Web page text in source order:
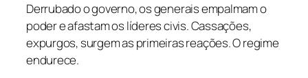
Derrubado o governo, os generais empalmam o
poder e afastam os líderes civis. Cassações,
expurgos, surgem as primeiras reações. O regime
endurece.